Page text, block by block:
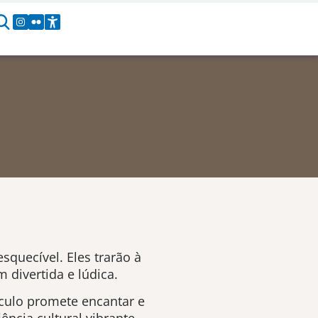
Eles trarão à
divertida e lúdica.
promete encantar e